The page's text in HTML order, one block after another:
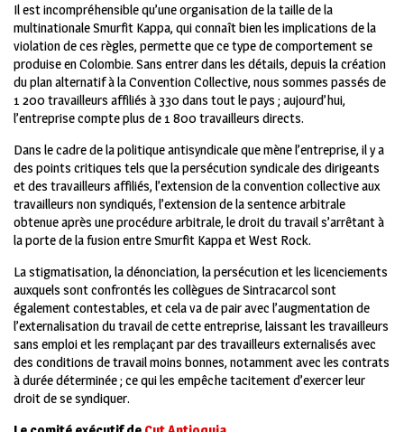
Il est incompréhensible qu’une organisation de la taille de la
multinationale Smurfit Kappa, qui connaît bien les implications de la
violation de ces règles, permette que ce type de comportement se
produise en Colombie. Sans entrer dans les détails, depuis la création
du plan alternatif à la Convention Collective, nous sommes passés de
1 200 travailleurs affiliés à 330 dans tout le pays ; aujourd’hui,
l’entreprise compte plus de 1 800 travailleurs directs.
Dans le cadre de la politique antisyndicale que mène l’entreprise, il y a
des points critiques tels que la persécution syndicale des dirigeants
et des travailleurs affiliés, l’extension de la convention collective aux
travailleurs non syndiqués, l’extension de la sentence arbitrale
obtenue après une procédure arbitrale, le droit du travail s’arrêtant à
la porte de la fusion entre Smurfit Kappa et West Rock.
La stigmatisation, la dénonciation, la persécution et les licenciements
auxquels sont confrontés les collègues de Sintracarcol sont
également contestables, et cela va de pair avec l’augmentation de
l’externalisation du travail de cette entreprise, laissant les travailleurs
sans emploi et les remplaçant par des travailleurs externalisés avec
des conditions de travail moins bonnes, notamment avec les contrats
à durée déterminée ; ce qui les empêche tacitement d’exercer leur
droit de se syndiquer.